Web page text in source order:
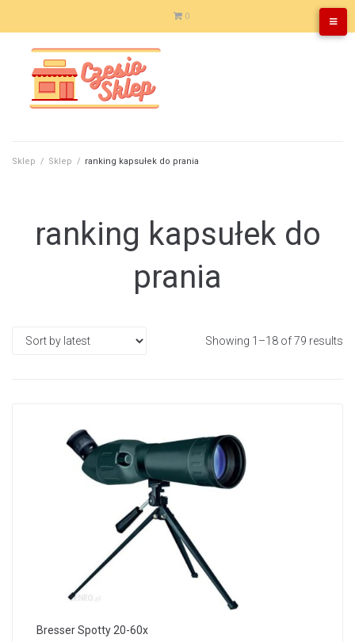
0
Sklep / Sklep / ranking kapsułek do prania
ranking kapsułek do
prania
Showing 1–18 of 79 results
Bresser Spotty 20-60x